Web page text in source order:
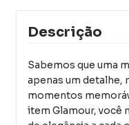
Descrição
Sabemos que uma
apenas um detalhe,
momentos
item Glamour, você